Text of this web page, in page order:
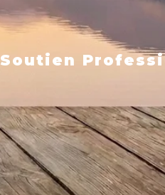
Soutien